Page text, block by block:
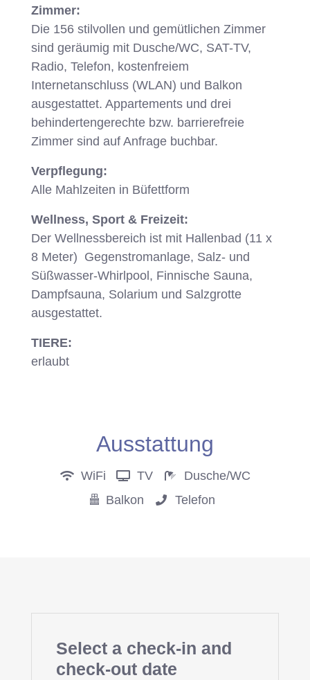
Zimmer:
Die 156 stilvollen und gemütlichen Zimmer
sind geräumig mit Dusche/WC, SAT-TV,
Radio, Telefon, kostenfreiem
Internetanschluss (WLAN) und Balkon
ausgestattet. Appartements und drei
behindertengerechte bzw. barrierefreie
Zimmer sind auf Anfrage buchbar.
Verpflegung:
Alle Mahlzeiten in Büfettform
Wellness, Sport & Freizeit:
Der Wellnessbereich ist mit Hallenbad (11 x
8 Meter) Gegenstromanlage, Salz- und
Süßwasser-Whirlpool, Finnische Sauna,
Dampfsauna, Solarium und Salzgrotte
ausgestattet.
TIERE:
erlaubt
Ausstattung
WiFi TV
Dusche/WC
Balkon
Telefon
Select a check-in and
check-out date